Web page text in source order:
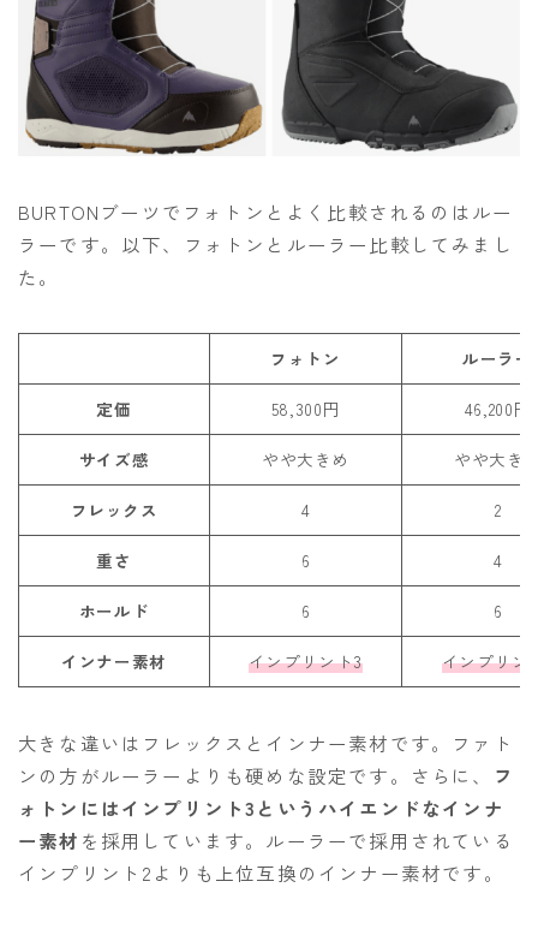
BURTONブーツでフォトンとよく比較されるのはルー
ラーです。以下、フォトンとルーラー比較してみまし
た。
フォトン ルーラー
定価 58,300円 46,200円
サイズ感 やや大きめ やや大き
フレックス 4 2
重さ 6 4
ホールド 6 6
インナー素材 インプリント3 インプリン
大きな違いはフレックスとインナー素材です。ファト
ンの方がルーラーよりも硬めな設定です。さらに、
フ
ォトンにはインプリント3というハイエンドなインナ
ー素材 を採用しています。ルーラーで採用されている
インプリント2よりも上位互換のインナー素材です。